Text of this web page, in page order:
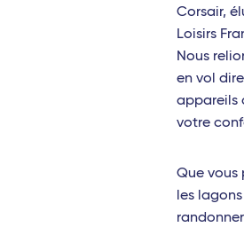
Toulouse - Travel
Biarritz - Travel
Marseille - TGV
Montpellier -
Corsair,
Loisirs
Nous
en vol
appareils
votre
Que vous
les